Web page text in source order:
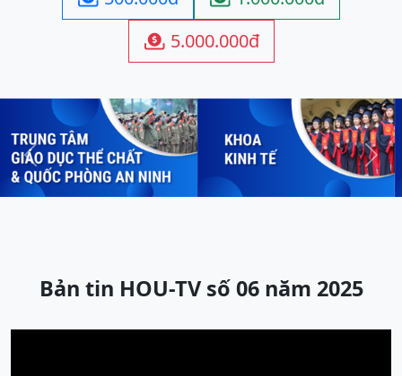
 5.000.000đ
Previous Next
Bản tin HOU-TV số 06 năm 2025